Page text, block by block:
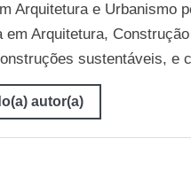
Arquitetura e Urbanismo
em Arquitetura,
sustentáveis, e
autor(a)